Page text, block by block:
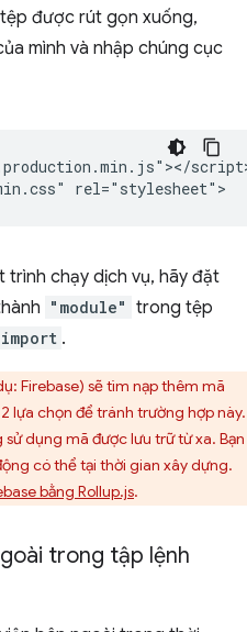
được rút gọn xuống,
mình và nhập chúng cục
chạy dịch vụ, hãy đặt
"module" trong tệp
import .
Firebase) sẽ tìm nạp thêm mã
lựa chọn để tránh trường hợp này.
dụng mã được lưu trữ từ xa. Bạn
có thể tại thời gian xây dựng.
bằng Rollup.js.
trong tập lệnh